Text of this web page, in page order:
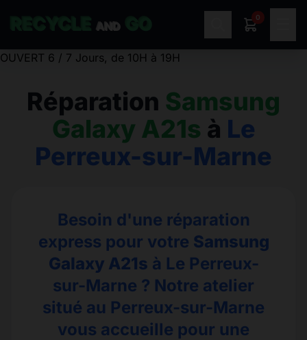
AND
0
OUVERT 6 / 7 Jours, de 10H à 19H
Réparation Samsung
Galaxy A21s à Le
Perreux-sur-Marne
Besoin d'une réparation
express pour votre Samsung
Galaxy A21s à Le Perreux-
sur-Marne ? Notre atelier
situé au Perreux-sur-Marne
vous accueille pour une